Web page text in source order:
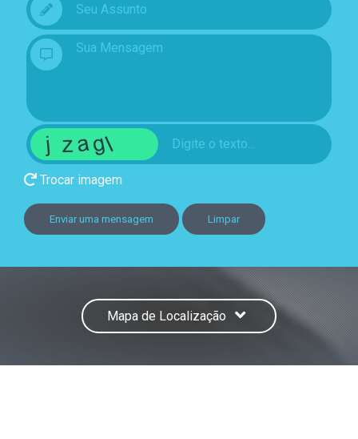
Trocar imagem
Enviar uma mensagem Limpar
Mapa de Localização